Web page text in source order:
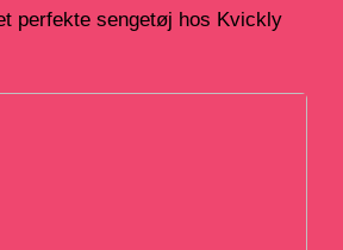
perfekte sengetøj hos Kvickly